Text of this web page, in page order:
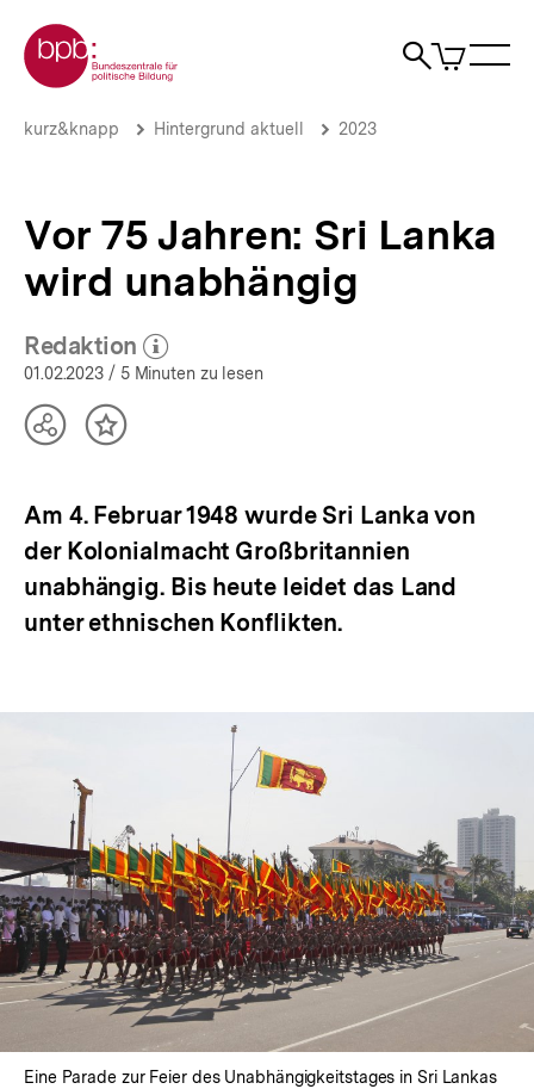
zum
Seiteninhalt
springen
Zur Startseite der bpb
Suche
Artikel
im
Vor
Lanka
wird
unabhängig
aktuell
bpb.de
Brotkrümelnavigation
Pfadnavigation
kurz&knapp Hintergrund aktuell 2023
Vor 75 Jahren: Sri Lanka
wird unabhängig
Redaktion
(Mehr zum Autor)
öffnen
01.02.2023 / 5 Minuten zu lesen
TeilenInhalt
Am 4. Februar 1948 wurde Sri Lanka von
der Kolonialmacht Großbritannien
unabhängig. Bis heute leidet das Land
unter ethnischen Konflikten.
Eine Parade zur Feier des Unabhängigkeitstages in Sri Lankas